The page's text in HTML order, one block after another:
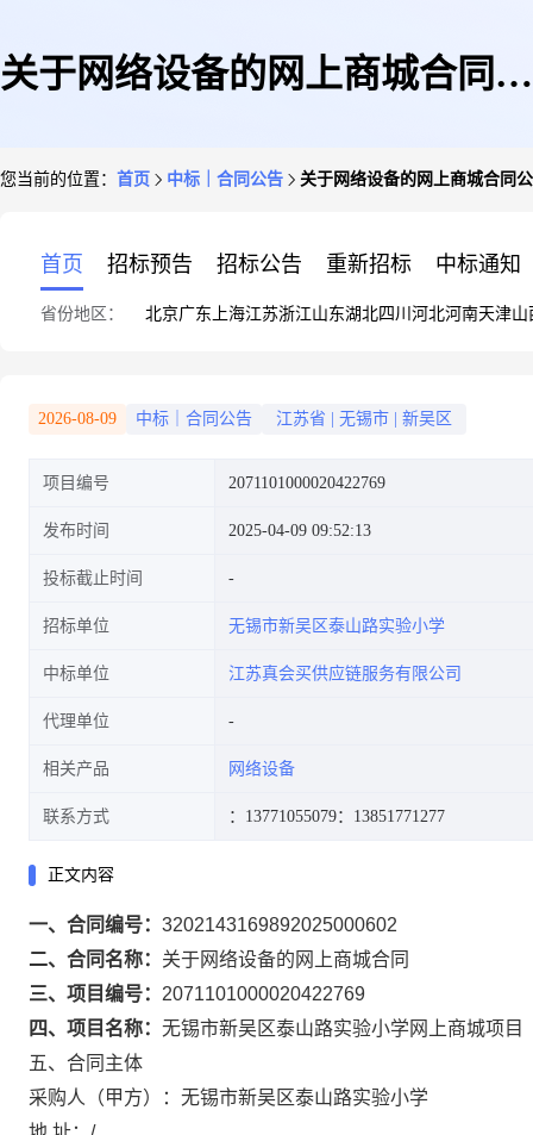
关于网络设备的网上商城合同公
您当前的位置： 首页 中标｜合同公告 关于网络设备的网上商城合同
首页 招标预告 招标公告 重新招标 中标通知
省份地区： 北京广东 上海江苏浙江山东湖北四川 河北河南天津山
2026-08-09 中标｜合同公告 江苏省 无锡市 新吴区
项目编号 2071101000020422769
发布时间 2025-04-09 09:52:13
投标截止时间
招标单位 无锡市新吴区泰山路实验小学
中标单位 江苏真会买供应链服务有限公司
代理单位
相关产品 网络设备
联系方式 ：13771055079：13851771277
正文内容
一、合同编号： 3202143169892025000602
二、合同名称： 关于网络设备的网上商城合同
三、项目编号： 2071101000020422769
四、项目名称： 无锡市新吴区泰山路实验小学网上商城项目
五、合同主体
采购人（甲方）： 无锡市新吴区泰山路实验小学